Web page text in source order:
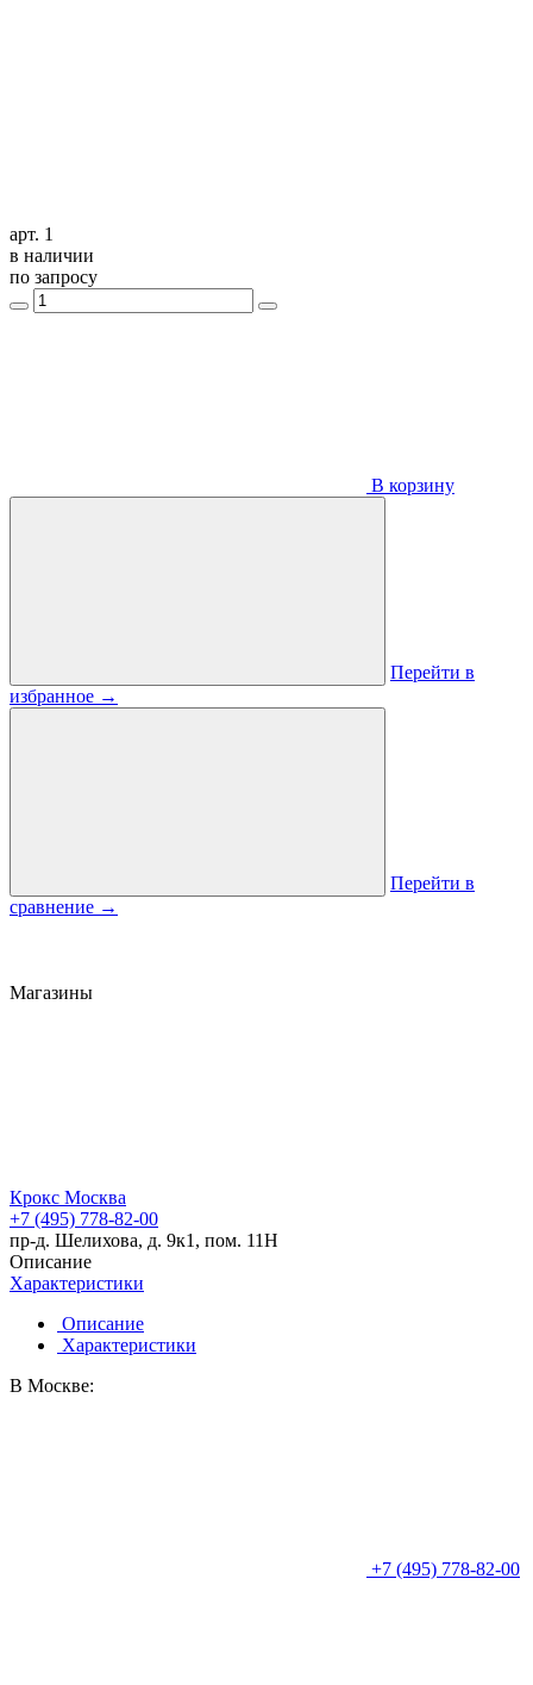
арт. 1
в наличии
по запросу
В корзину
Перейти в
избранное →
Перейти в
сравнение →
Магазины
Крокс Москва
+7 (495) 778-82-00
пр-д. Шелихова, д. 9к1, пом. 11Н
Описание
Характеристики
Описание
Характеристики
В Москве:
+7 (495) 778-82-00